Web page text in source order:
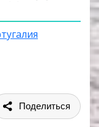
Поделиться